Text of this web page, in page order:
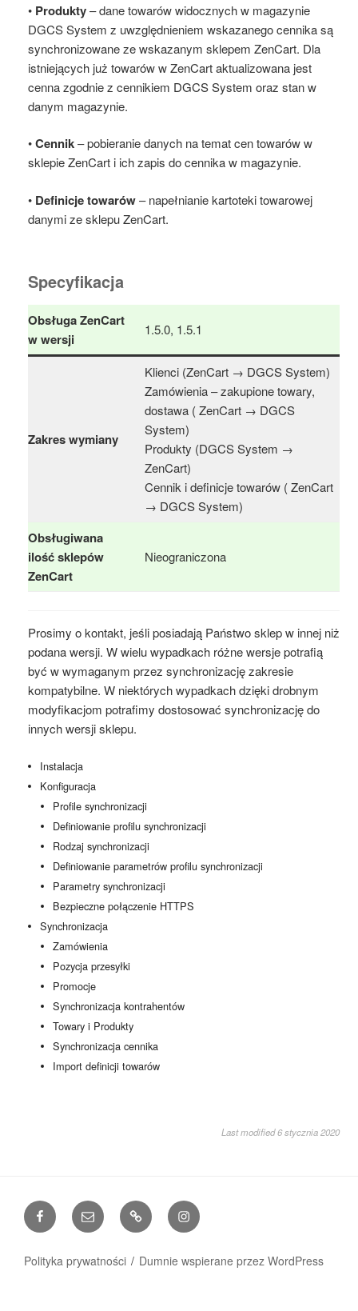
• Produkty– dane towarów widocznych w magazynie
DGCS System z uwzględnieniem wskazanego cennika są
synchronizowane ze wskazanym sklepem ZenCart. Dla
istniejących już towarów w ZenCart aktualizowana jest
cenna zgodnie z cennikiem DGCS System oraz stan w
danym magazynie.
•Cennik– pobieranie danych na temat cen towarów w
sklepie ZenCart i ich zapis do cennika w magazynie.
• Definicje towarów– napełnianie kartoteki towarowej
danymi ze sklepu ZenCart.
Specyfikacja
Obsługa ZenCart
w wersji
1.5.0, 1.5.1
Zakres wymiany
Klienci (ZenCart → DGCS System)
Zamówienia – zakupione towary,
dostawa ( ZenCart → DGCS
System)
Produkty (DGCS System →
ZenCart)
Cennik i definicje towarów ( ZenCart
→ DGCS System)
Obsługiwana
ilość sklepów
ZenCart
Nieograniczona
Prosimy o kontakt, jeśli posiadają Państwo sklep w innej niż
podana wersji. W wielu wypadkach różne wersje potrafią
być w wymaganym przez synchronizację zakresie
kompatybilne. W niektórych wypadkach dzięki drobnym
modyfikacjom potrafimy dostosować synchronizację do
innych wersji sklepu.
Instalacja
Konfiguracja
Profile synchronizacji
Definiowanie profilu synchronizacji
Rodzaj synchronizacji
Definiowanie parametrów profilu synchronizacji
Parametry synchronizacji
Bezpieczne połączenie HTTPS
Synchronizacja
Zamówienia
Pozycja przesyłki
Promocje
Synchronizacja kontrahentów
Towary i Produkty
Synchronizacja cennika
Import definicji towarów
Last modified 6 stycznia 2020
FacebookEmail www Instagram
Polityka prywatności Dumnie wspierane przez WordPress